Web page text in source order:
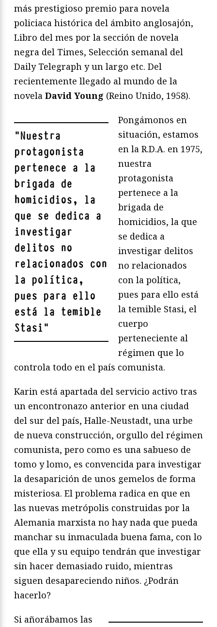
más prestigioso premio para novela
policiaca histórica del ámbito anglosajón,
Libro del mes por la sección de novela
negra del Times, Selección semanal del
Daily Telegraph y un largo etc. Del
recientemente llegado al mundo de la
novela David Young (Reino Unido, 1958).
"Nuestra
protagonista
pertenece a la
brigada de
homicidios, la
que se dedica a
investigar
delitos no
relacionados con
la política,
pues para ello
está la temible
Stasi"
Pongámonos en
situación, estamos
en la R.D.A. en 1975,
nuestra
protagonista
pertenece a la
brigada de
homicidios, la que
se dedica a
investigar delitos
no relacionados
con la política,
pues para ello está
la temible Stasi, el
cuerpo
perteneciente al
régimen que lo
controla todo en el país comunista.
Karin está apartada del servicio activo tras
un encontronazo anterior en una ciudad
del sur del país, Halle-Neustadt, una urbe
de nueva construcción, orgullo del régimen
comunista, pero como es una sabueso de
tomo y lomo, es convencida para investigar
la desaparición de unos gemelos de forma
misteriosa. El problema radica en que en
las nuevas metrópolis construidas por la
Alemania marxista no hay nada que pueda
manchar su inmaculada buena fama, con lo
que ella y su equipo tendrán que investigar
sin hacer demasiado ruido, mientras
siguen desapareciendo niños. ¿Podrán
hacerlo?
Si añorábamos las